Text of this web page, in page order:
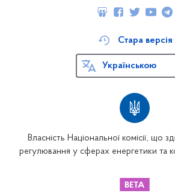
Власність Національної комісії, що
регулювання у сферах енергетики та
Стара версія
Українською